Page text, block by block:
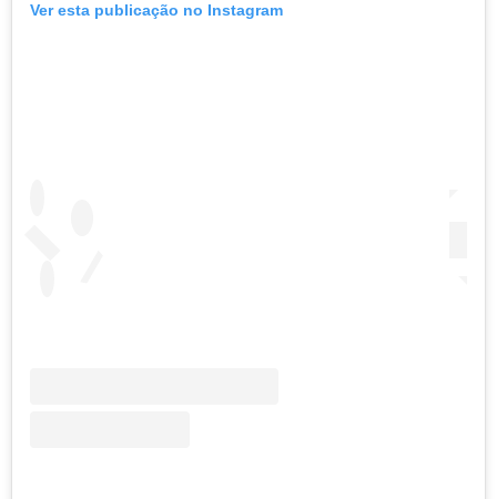
Ver esta publicação no Instagram